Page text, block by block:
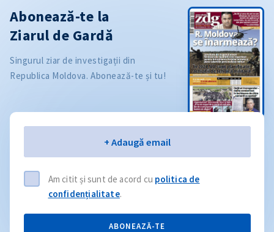
Abonează-te la
Ziarul de Gardă
Singurul ziar de investigații din
Republica Moldova. Abonează-te și tu!
+ Adaugă email
Am citit și sunt de acord cu politica de
confidențialitate.
ABONEAZĂ-TE